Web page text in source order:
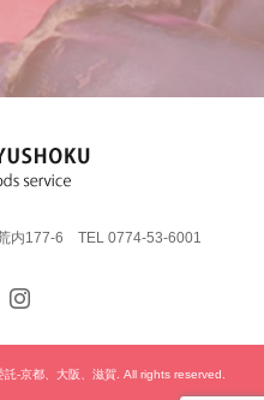
内177-6 TEL 0774-53-6001
-京都、大阪、滋賀. All rights reserved.